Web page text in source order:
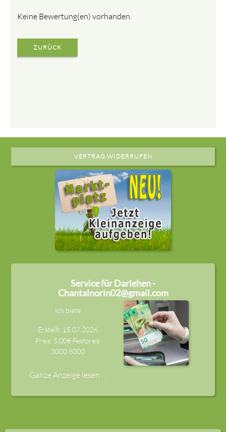
Keine Bewertung(en) vorhanden.
ZURÜCK
VERTRAG WIDERRUFEN
Service für Darlehen -
Chantalnorin02@gmail.com
Ich biete
Erstellt: 15.07.2026
Preis: 5,00€ Festpreis
3000 8000
Ganze Anzeige lesen ...